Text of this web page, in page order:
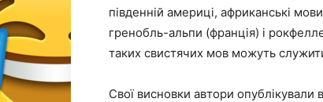
південній америці, африканські
гренобль-альпи (франція) і
таких свистячих мов можуть
Свої висновки автори